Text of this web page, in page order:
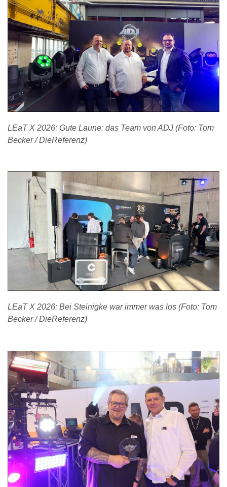
LEaT X 2026: Gute Laune: das Team von ADJ (Foto: Tom
Becker / DieReferenz)
LEaT X 2026: Bei Steinigke war immer was los (Foto: Tom
Becker / DieReferenz)